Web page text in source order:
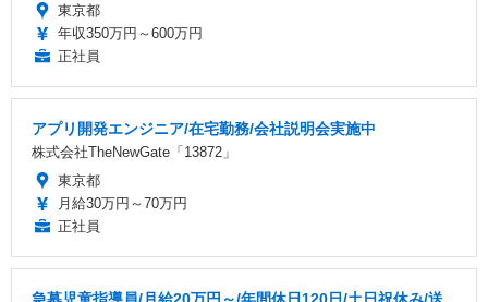
東京都
年収350万円～600万円
正社員
アプリ開発エンジニア/在宅勤務/会社説明会実施中
株式会社TheNewGate「13872」
東京都
月給30万円～70万円
正社員
急募児童指導員/月給20万円～/年間休日120日/土日祝休み/送